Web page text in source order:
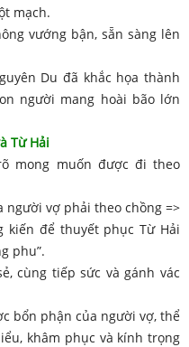
mạch.
vướng bận, sẵn sàng lên
Du đã khắc họa thành
người mang hoài bão lớn
Từ Hải
mong muốn được đi theo
người vợ phải theo chồng =>
kiến để thuyết phục Từ Hải
phu”.
cùng tiếp sức và gánh vác
bổn phận của người vợ, thể
khâm phục và kính trọng